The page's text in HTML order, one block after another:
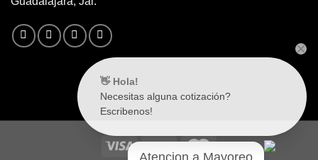
👋 Hola!
Necesitas alguna cotización?
Escribenos!
Atencion a Mayoreo